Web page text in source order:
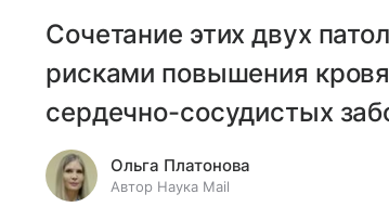
Сочетание этих двух
рисками повышения
сердечно-сосудистых
Ольга Платонова
Автор Наука Mail